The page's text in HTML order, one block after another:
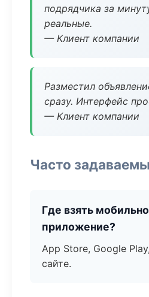
подрядчика за
реальные.
— Клиент компании
Разместил
сразу. Интерфейс
— Клиент компании
Часто
Где взять
приложение?
App Store, Google
сайте.